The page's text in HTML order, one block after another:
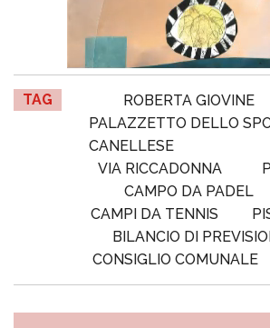
TAG
ROBERTA GIOVINE
PALAZZETTO DELLO
CANELLESE
VIA RICCADONNA
CAMPO DA PADEL
CAMPI DA TENNIS
BILANCIO DI
CONSIGLIO COMUNALE